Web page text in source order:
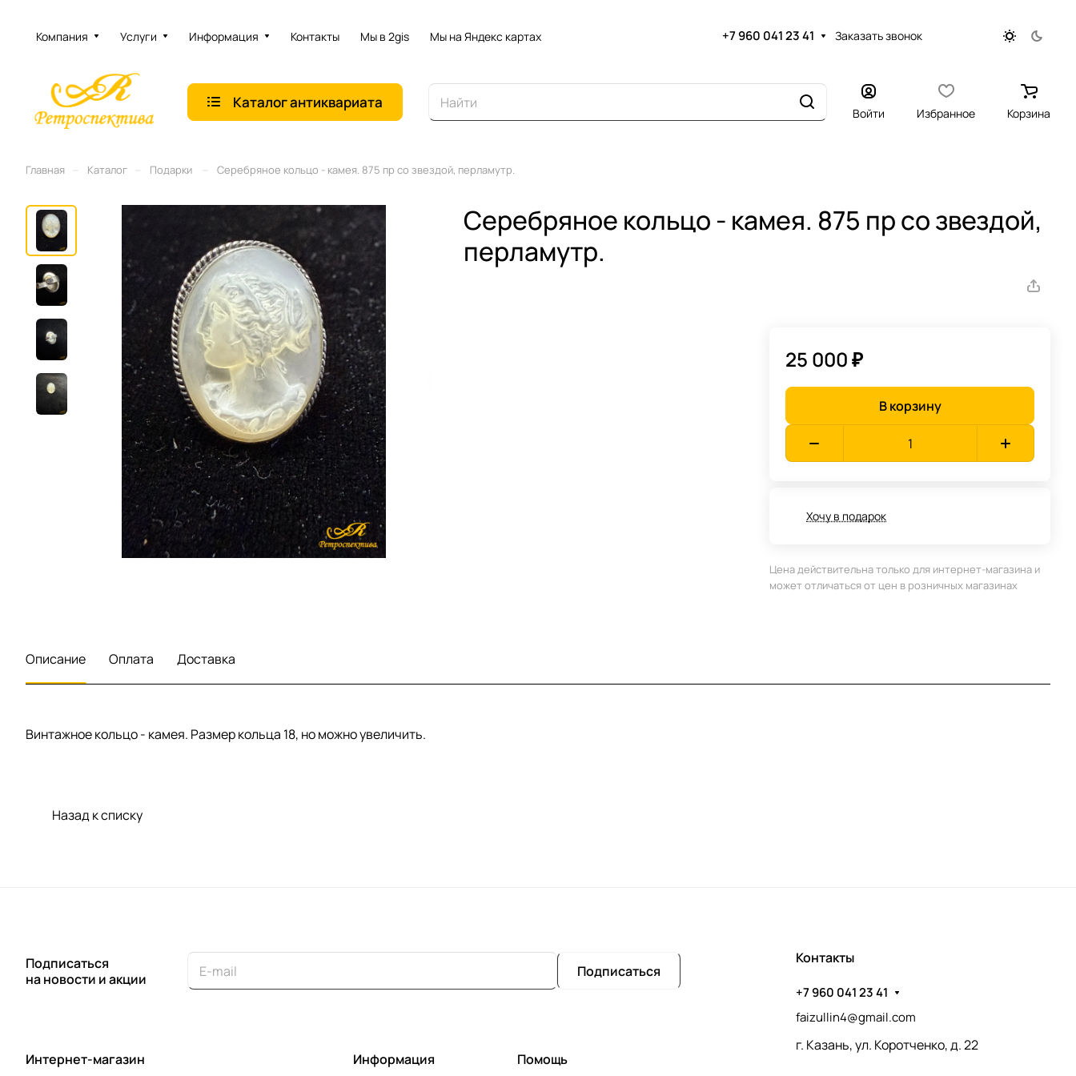
Компания Услуги Информация Контакты Мы в 2gis Мы на Яндекс картах +7 960 041 23 41 Заказать звонок
Каталог антиквариата
Войти Избранное Корзина
Главная Каталог Подарки Серебряное кольцо - камея. 875 пр со звездой, перламутр.
Серебряное кольцо - камея. 875 пр со звездой,
перламутр.
25 000 ₽
В корзину
Хочу в подарок
Цена действительна только для интернет-магазина и
может отличаться от цен в розничных магазинах
Описание Оплата Доставка
Винтажное кольцо - камея. Размер кольца 18, но можно увеличить.
Назад к списку
Подписаться
на новости и акции
Подписаться
Интернет-магазин Информация Помощь
Контакты
+7 960 041 23 41
faizullin4@gmail.com
г. Казань, ул. Коротченко, д. 22